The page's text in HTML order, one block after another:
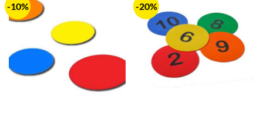
-10% -20%